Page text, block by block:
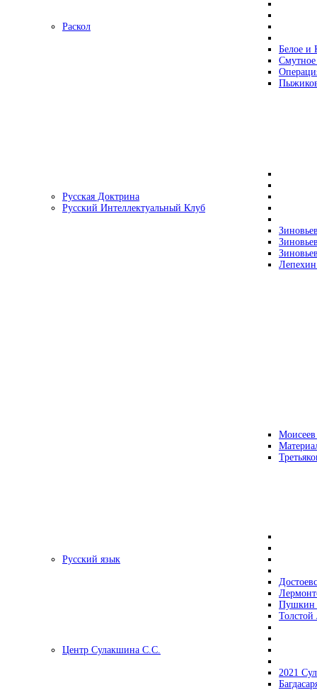
Раскол
Белое и
Русская Доктрина
Русский Интеллектуальный Клуб
Русский язык
Центр Сулакшина С.С.
2021